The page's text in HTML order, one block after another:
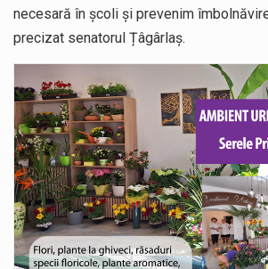
necesară în școli și prevenim
precizat senatorul Țâgârlaș.